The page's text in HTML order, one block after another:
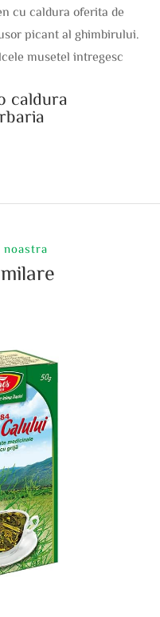
cu caldura oferita de
picant al ghimbirului.
musetel intregesc
caldura
noastra